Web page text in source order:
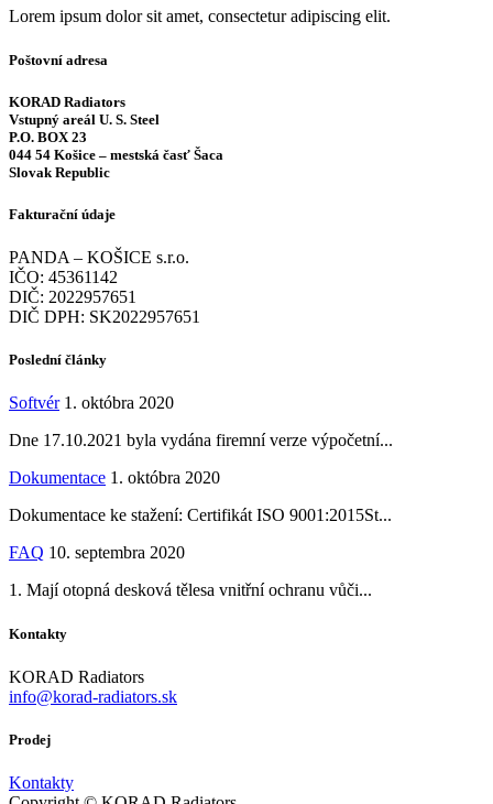
Lorem ipsum dolor sit amet, consectetur adipiscing elit.
Poštovní adresa
KORAD Radiators
Vstupný areál U. S. Steel
P.O. BOX 23
044 54 Košice – mestská časť Šaca
Slovak Republic
Fakturační údaje
PANDA – KOŠICE s.r.o.
IČO: 45361142
DIČ: 2022957651
DIČ DPH: SK2022957651
Poslední články
Softvér 1. októbra 2020
Dne 17.10.2021 byla vydána firemní verze výpočetní...
Dokumentace 1. októbra 2020
Dokumentace ke stažení: Certifikát ISO 9001:2015St...
FAQ 10. septembra 2020
1. Mají otopná desková tělesa vnitřní ochranu vůči...
Kontakty
KORAD Radiators
info@korad-radiators.sk
Prodej
Kontakty